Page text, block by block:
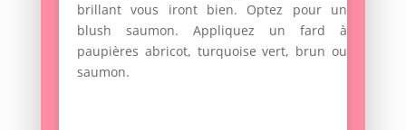
brillant vous iront bien. Optez pour un
blush saumon. Appliquez un fard à
paupières abricot, turquoise vert, brun ou
saumon.